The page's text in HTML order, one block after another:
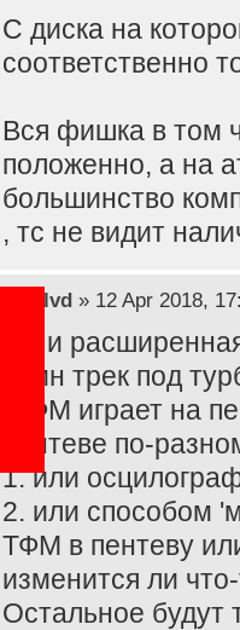
С диска на
соответственно
Вся фишка в том
положенно, а на
большинство
, тс не видит
lvd» 12 Apr 2018,
ТС и
один трек под
А ФМ играет на
пентеве по-
1. или
2. или способом
ТФМ в пентеву
изменится ли
Остальное будут